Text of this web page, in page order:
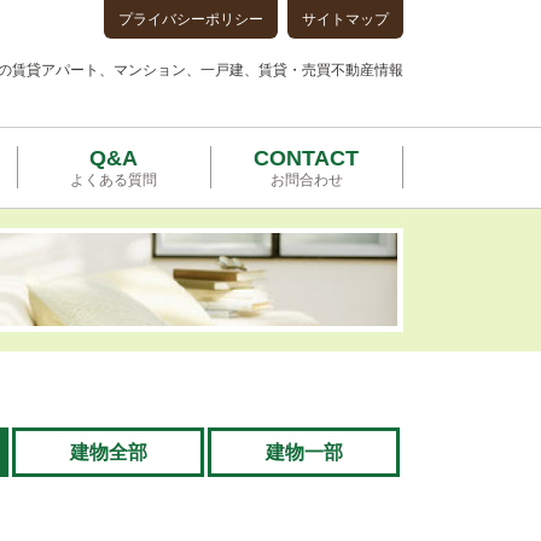
プライバシーポリシー サイトマップ
賃貸アパート、マンション、一戸建、賃貸・売買不動産情報
Q&A
よくある質問
CONTACT
お問合わせ
建物全部 建物一部